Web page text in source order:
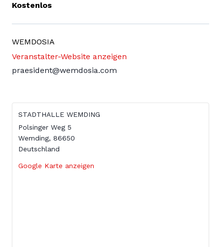
Kostenlos
WEMDOSIA
Veranstalter-Website anzeigen
praesident@wemdosia.com
STADTHALLE WEMDING
Polsinger Weg 5
Wemding, 86650
Deutschland
Google Karte anzeigen